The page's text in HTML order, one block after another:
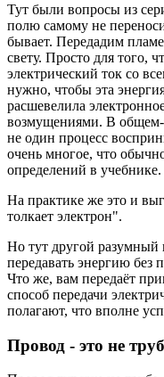
Тут были вопросы из
полю самому не
бывает. Передадим
свету. Просто для того,
электрический ток со
нужно, чтобы эта
расшевелила
возмущениями. В общем-
не один процесс
очень многое, что
определений в учебнике.
На практике же это и
толкает электрон".
Но тут другой разумный
передавать энергию без
Что же, вам передаёт
способ передачи
полагают, что вполне
Провод - это не